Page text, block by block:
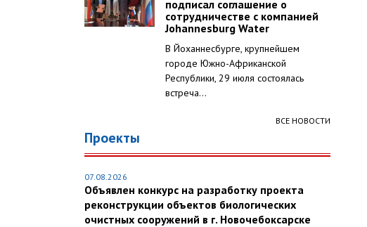
подписал соглашение о
сотрудничестве с компанией
Johannesburg Water
В Йоханнесбурге, крупнейшем
городе Южно-Африканской
Республики, 29 июля состоялась
встреча...
ВСЕ НОВОСТИ
Проекты
07.08.2026
Объявлен конкурс на разработку проекта
реконструкции объектов биологических
очистных сооружений в г. Новочебоксарске